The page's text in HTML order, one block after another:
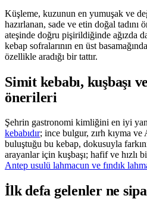
Küşleme, kuzunun en yumuşak ve
hazırlanan, sade ve etin doğal tadını
ateşinde doğru pişirildiğinde ağızda
kebap sofralarının en üst
özellikle aradığı bir tattır.
Simit kebabı, kuşbaşı
önerileri
Şehrin gastronomi kimliğini en iyi
kebabıdır; ince bulgur, zırh kıyma ve
buluştuğu bu kebap, dokusuyla
arayanlar için kuşbaşı; hafif ve hızlı
Antep usulü lahmacun ve fındık
İlk defa gelenler ne